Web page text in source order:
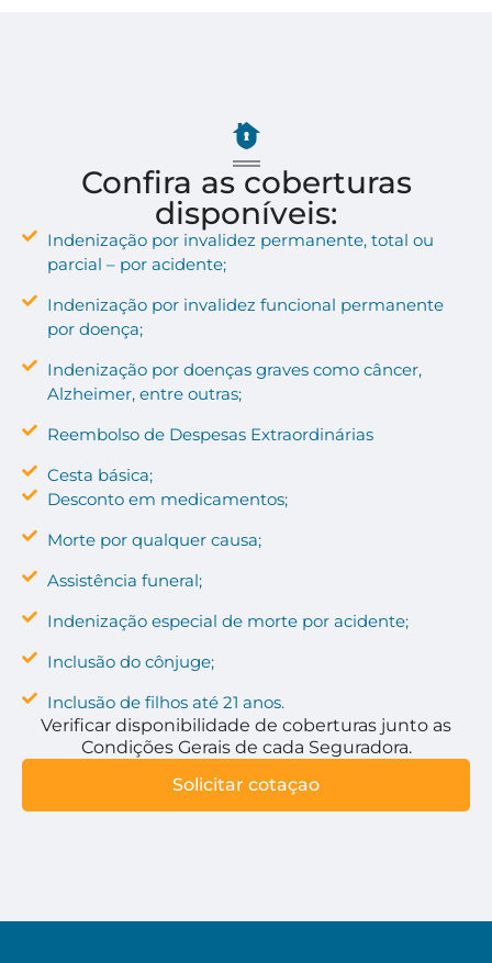
Confira as coberturas
disponíveis:
Indenização por invalidez permanente, total ou
parcial – por acidente;
Indenização por invalidez funcional permanente
por doença;
Indenização por doenças graves como câncer,
Alzheimer, entre outras;
Reembolso de Despesas Extraordinárias
Cesta básica;
Desconto em medicamentos;
Morte por qualquer causa;
Assistência funeral;
Indenização especial de morte por acidente;
Inclusão do cônjuge;
Inclusão de filhos até 21 anos.
Solicitar cotaçao
Verificar disponibilidade de coberturas junto as
Condições Gerais de cada Seguradora.